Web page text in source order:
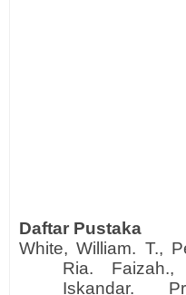
Daftar Pustaka
White, William. T.,
Ria. Faizah.,
Iskandar.